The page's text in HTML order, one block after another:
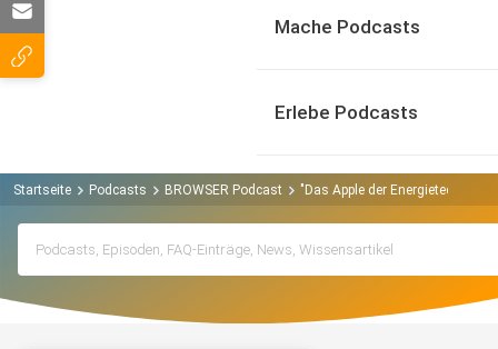
Mache Podcasts
Erlebe Podcasts
Startseite Podcasts BROWSER Podcast "Das Apple der